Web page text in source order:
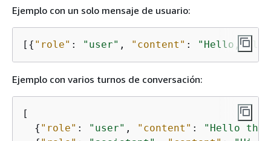
Ejemplo con un solo mensaje de usuario:
[ { "role" : "user" , "content" : "Hello,
Ejemplo con varios turnos de conversación:
[
{ "role" : "user" , "content" :
"Hello